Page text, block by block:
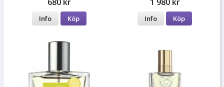
Info Köp Info Köp